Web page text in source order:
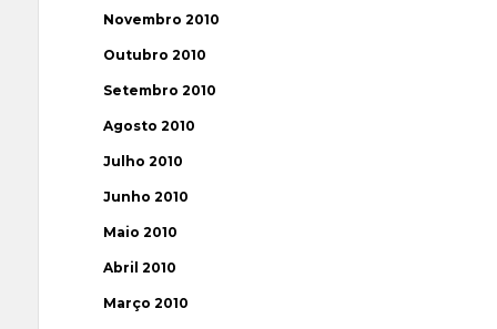
Novembro 2010
Outubro 2010
Setembro 2010
Agosto 2010
Julho 2010
Junho 2010
Maio 2010
Abril 2010
Março 2010